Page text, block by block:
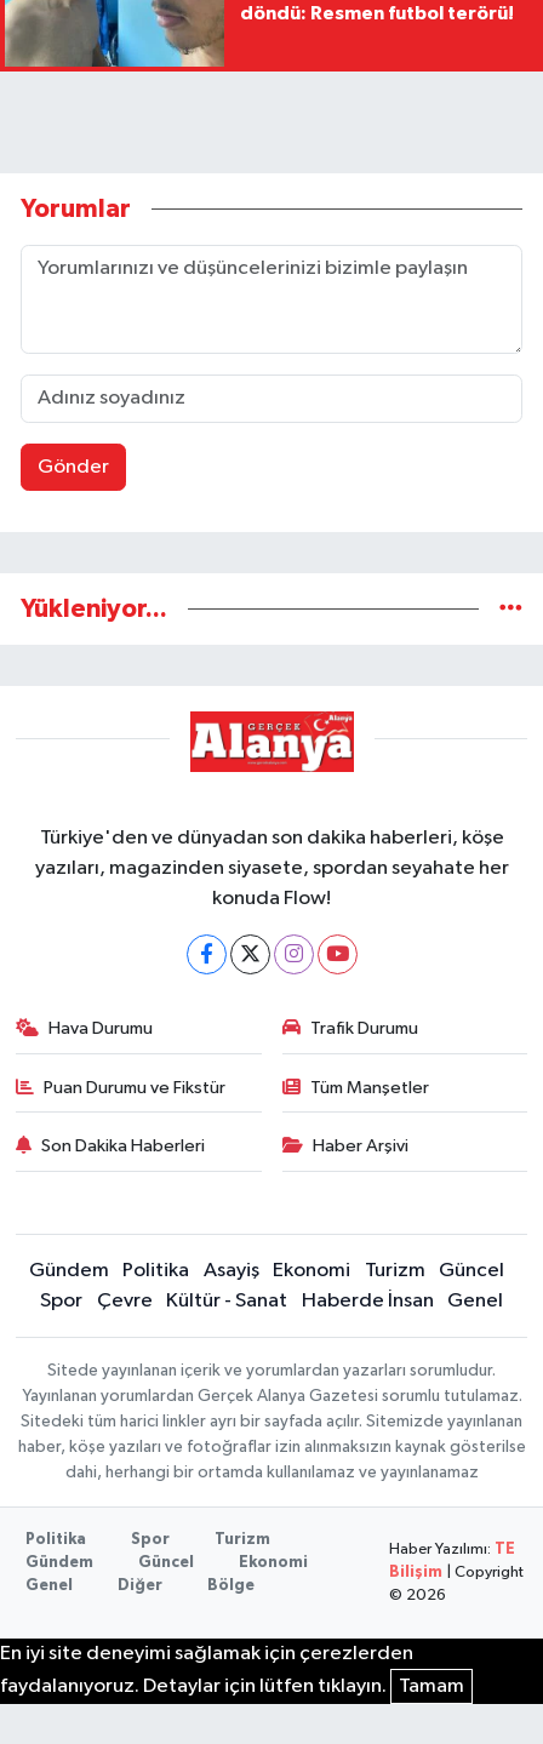
döndü: Resmen futbol terörü!
Yorumlar
Gönder
Yükleniyor...
Türkiye'den ve dünyadan son dakika haberleri, köşe
yazıları, magazinden siyasete, spordan seyahate her
konuda Flow!
Hava Durumu Trafik Durumu
Puan Durumu ve Fikstür Tüm Manşetler
Son Dakika Haberleri Haber Arşivi
Gündem Politika Asayiş Ekonomi Turizm
Güncel
Spor
Çevre Kültür - Sanat Haberde İnsan Genel
Sitede yayınlanan içerik ve yorumlardan yazarları sorumludur.
Yayınlanan yorumlardan Gerçek Alanya Gazetesi sorumlu tutulamaz.
Sitedeki tüm harici linkler ayrı bir sayfada açılır. Sitemizde yayınlanan
haber, köşe yazıları ve fotoğraflar izin alınmaksızın kaynak gösterilse
dahi, herhangi bir ortamda kullanılamaz ve yayınlanamaz
Politika Spor
Turizm
Gündem
Güncel
Ekonomi
Genel
Diğer Bölge
Haber Yazılımı:
TE
Bilişim | Copyright
© 2026
En iyi site deneyimi sağlamak için çerezlerden
faydalanıyoruz. Detaylar için lütfen tıklayın.
Tamam